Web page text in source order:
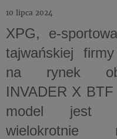
10 lipca 2024
XPG, e-
tajwańskiej
na rynek
INVADER X
model jest
wielokrotnie